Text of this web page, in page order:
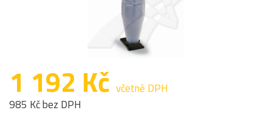
1 192 Kč včetně DPH
985 Kč bez DPH